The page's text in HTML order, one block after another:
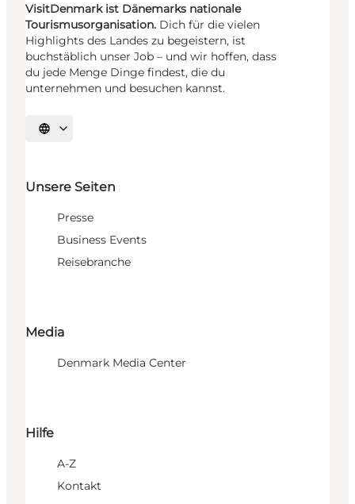
VisitDenmark ist Dänemarks nationale
Tourismusorganisation. Dich für die vielen
Highlights des Landes zu begeistern, ist
buchstäblich unser Job – und wir hoffen, dass
du jede Menge Dinge findest, die du
unternehmen und besuchen kannst.
Sprache auswählen
Unsere Seiten
Presse
Business Events
Reisebranche
Media
Denmark Media Center
Hilfe
A-Z
Kontakt